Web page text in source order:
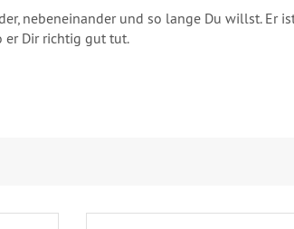
nebeneinander und so lange Du willst. Er
er Dir richtig gut tut.